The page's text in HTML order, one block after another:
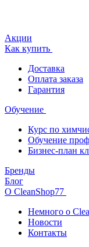
Акции
Как купить
Доставка
Оплата заказа
Гарантия
Обучение
Курс по
Обучение
Бизнес-план
Бренды
Блог
О CleanShop77
Немного о
Новости
Контакты